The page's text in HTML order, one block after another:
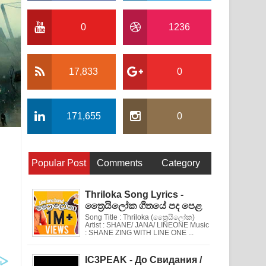
0 1236
17,833 0
171,655 0
Popular Post Comments Category
Thriloka Song Lyrics -
ත්‍රෛයිලෝක ගීතයේ පද පෙළ
Song Title : Thriloka (ත්‍රෛයිලෝක)
Artist : SHANE/ JANA/ LINEONE Music
: SHANE ZING WITH LINE ONE ...
IC3PEAK - До Свидания /